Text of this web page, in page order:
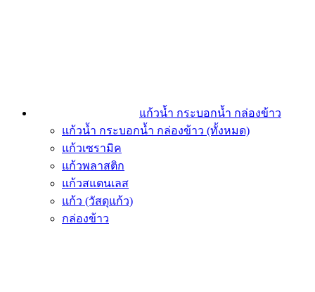
แก้วน้ำ กระบอกน้ำ กล่องข้าว
แก้วน้ำ กระบอกน้ำ กล่องข้าว (ทั้งหมด)
แก้วเซรามิค
แก้วพลาสติก
แก้วสแตนเลส
แก้ว (วัสดุแก้ว)
กล่องข้าว